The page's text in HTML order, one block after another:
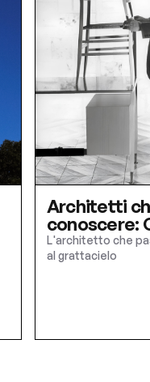
Architetti
conoscere:
L'architetto che
al grattacielo